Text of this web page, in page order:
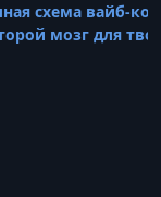
схема
мозг для